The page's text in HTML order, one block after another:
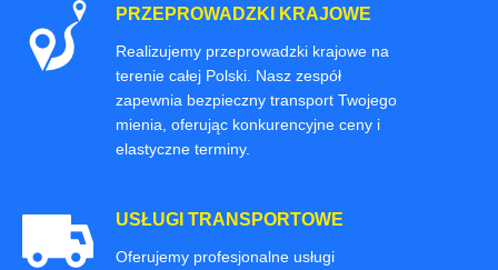
PRZEPROWADZKI KRAJOWE
Realizujemy przeprowadzki krajowe na
terenie całej Polski. Nasz zespół
zapewnia bezpieczny transport Twojego
mienia, oferując konkurencyjne ceny i
elastyczne terminy.
USŁUGI TRANSPORTOWE
Oferujemy profesjonalne usługi